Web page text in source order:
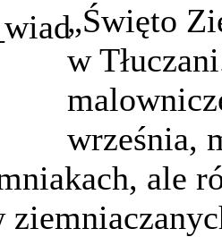
„Święto
w
września,
ale